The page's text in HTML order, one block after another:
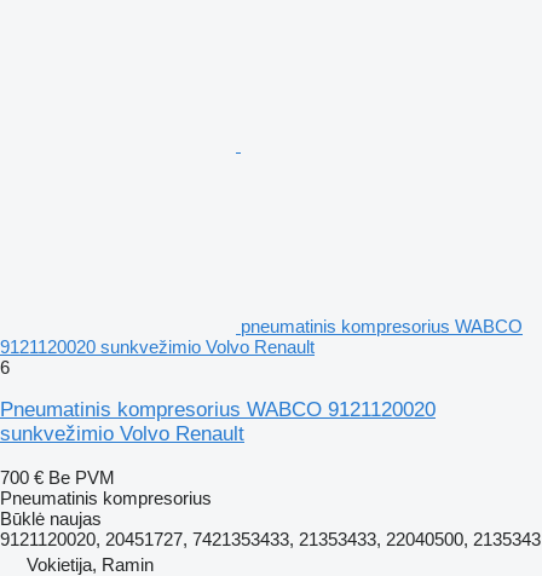
pneumatinis kompresorius WABCO
9121120020 sunkvežimio Volvo Renault
6
Pneumatinis kompresorius WABCO 9121120020
sunkvežimio Volvo Renault
700 € Be PVM
Pneumatinis kompresorius
Būklė naujas
9121120020, 20451727, 7421353433, 21353433, 22040500, 2135343
Vokietija, Ramin